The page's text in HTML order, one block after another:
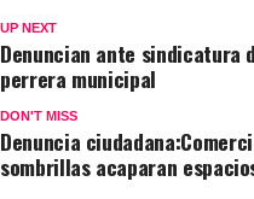
UP NEXT
Denuncian ante sindicatura
perrera municipal
DON'T MISS
Denuncia
sombrillas acaparan